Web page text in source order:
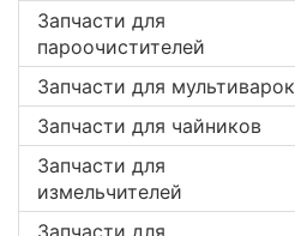
Запчасти для
пароочистителей
Запчасти для мультиварок
Запчасти для чайников
Запчасти для
измельчителей
Запчасти для